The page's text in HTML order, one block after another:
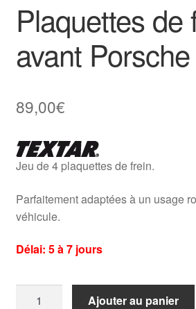
Plaquettes de
avant
89,00€
Jeu de 4 plaquettes de frein.
Parfaitement adaptées à un usage
véhicule.
Délai: 5 à 7 jours
Ajouter au panier